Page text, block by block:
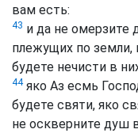
вам есть:
43 и да не омерзите
плежущих по земли,
будете нечисти в
44яко Аз есмь
будете святи, яко
не оскверните душ